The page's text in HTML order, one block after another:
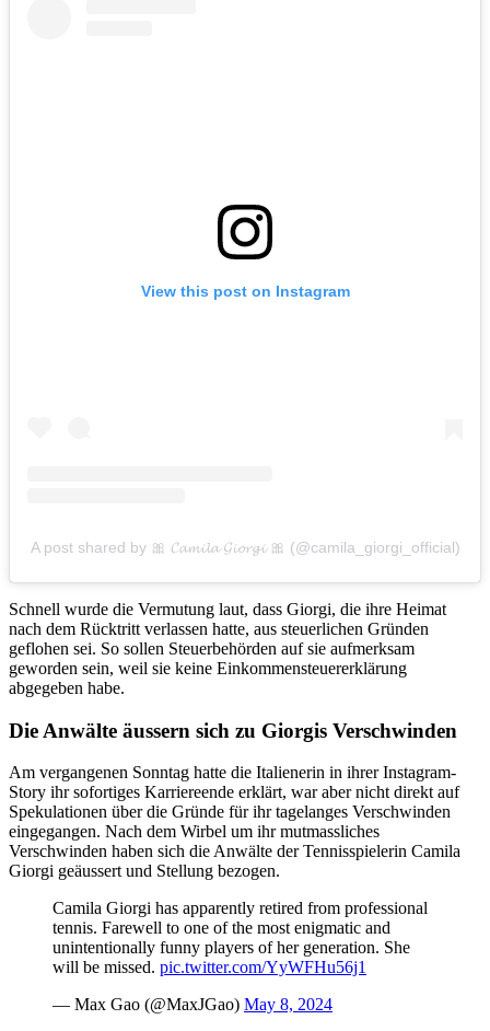
View this post on Instagram
A post shared by 🎀 𝓒𝓪𝓶𝓲𝓵𝓪 𝓖𝓲𝓸𝓻𝓰𝓲 🎀 (@camila_giorgi_official)
Schnell wurde die Vermutung laut, dass Giorgi, die ihre Heimat
nach dem Rücktritt verlassen hatte, aus steuerlichen Gründen
geflohen sei. So sollen Steuerbehörden auf sie aufmerksam
geworden sein, weil sie keine Einkommensteuererklärung
abgegeben habe.
Die Anwälte äussern sich zu Giorgis Verschwinden
Am vergangenen Sonntag hatte die Italienerin in ihrer Instagram-
Story ihr sofortiges Karriereende erklärt, war aber nicht direkt auf
Spekulationen über die Gründe für ihr tagelanges Verschwinden
eingegangen. Nach dem Wirbel um ihr mutmassliches
Verschwinden haben sich die Anwälte der Tennisspielerin Camila
Giorgi geäussert und Stellung bezogen.
Camila Giorgi has apparently retired from professional
tennis. Farewell to one of the most enigmatic and
unintentionally funny players of her generation. She
will be missed. pic.twitter.com/YyWFHu56j1
— Max Gao (@MaxJGao) May 8, 2024